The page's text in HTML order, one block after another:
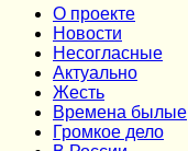
О проекте
Новости
Несогласные
Актуально
Жесть
Времена былые
Громкое дело